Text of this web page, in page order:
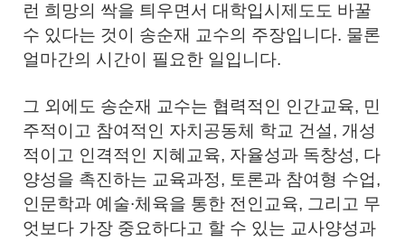
런 희망의 싹을 틔우면서 대학입시제도도 바꿀
수 있다는 것이 송순재 교수의 주장입니다. 물론
얼마간의 시간이 필요한 일입니다.
그 외에도 송순재 교수는 협력적인 인간교육, 민
주적이고 참여적인 자치공동체 학교 건설, 개성
적이고 인격적인 지혜교육, 자율성과 독창성, 다
양성을 촉진하는 교육과정, 토론과 참여형 수업,
인문학과 예술∙체육을 통한 전인교육, 그리고 무
엇보다 가장 중요하다고 할 수 있는 교사양성과